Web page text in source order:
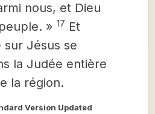
nous, et Dieu
» 17 Et
Jésus se
la Judée entière
la région.
Version Updated